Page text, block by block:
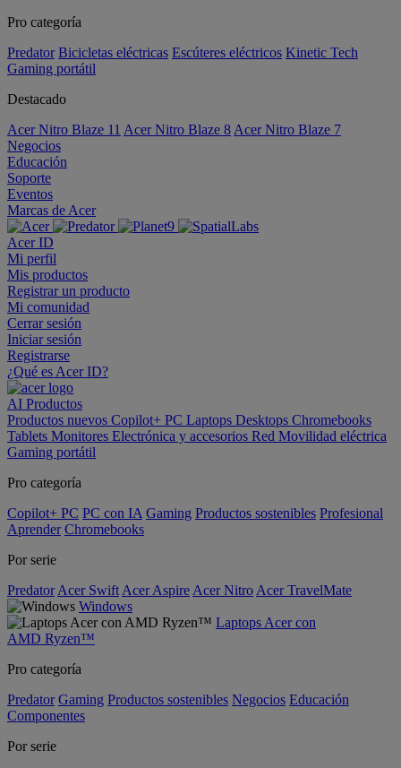
Pro categoría
Predator Bicicletas eléctricas Escúteres eléctricos Kinetic Tech
Gaming portátil
Destacado
Acer Nitro Blaze 11 Acer Nitro Blaze 8 Acer Nitro Blaze 7
Negocios
Educación
Soporte
Eventos
Marcas de Acer
Acer ID
Mi perfil
Mis productos
Registrar un producto
Mi comunidad
Cerrar sesión
Iniciar sesión
Registrarse
¿Qué es Acer ID?
AI Productos
Productos nuevos Copilot+ PC Laptops Desktops Chromebooks
Tablets Monitores Electrónica y accesorios Red Movilidad eléctrica
Gaming portátil
Pro categoría
Copilot+ PC PC con IA Gaming Productos sostenibles Profesional
Aprender Chromebooks
Por serie
Predator Acer Swift Acer Aspire Acer Nitro Acer TravelMate
Windows
Laptops Acer con
AMD Ryzen™
Pro categoría
Predator Gaming Productos sostenibles Negocios Educación
Componentes
Por serie